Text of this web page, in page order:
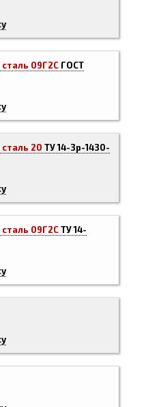
сталь 09Г2С ГОСТ
сталь 20 ТУ 14-3р-1430-
сталь 09Г2СТУ 14-